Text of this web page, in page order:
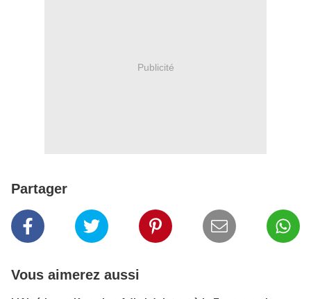
Publicité
Partager
Vous aimerez aussi